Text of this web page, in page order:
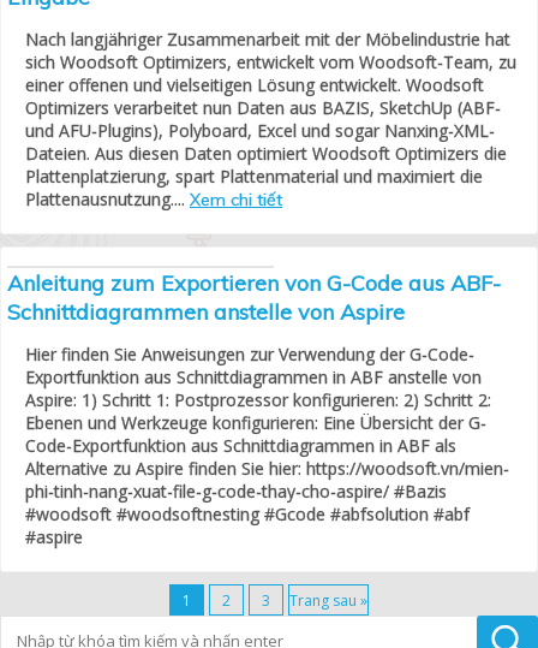
Nach langjähriger Zusammenarbeit mit der Möbelindustrie hat
sich Woodsoft Optimizers, entwickelt vom Woodsoft-Team, zu
einer offenen und vielseitigen Lösung entwickelt. Woodsoft
Optimizers verarbeitet nun Daten aus BAZIS, SketchUp (ABF-
und AFU-Plugins), Polyboard, Excel und sogar Nanxing-XML-
Dateien. Aus diesen Daten optimiert Woodsoft Optimizers die
Plattenplatzierung, spart Plattenmaterial und maximiert die
Plattenausnutzung.... Xem chi tiết
Anleitung zum Exportieren von G-Code aus ABF-
Schnittdiagrammen anstelle von Aspire
Hier finden Sie Anweisungen zur Verwendung der G-Code-
Exportfunktion aus Schnittdiagrammen in ABF anstelle von
Aspire: 1) Schritt 1: Postprozessor konfigurieren: 2) Schritt 2:
Ebenen und Werkzeuge konfigurieren: Eine Übersicht der G-
Code-Exportfunktion aus Schnittdiagrammen in ABF als
Alternative zu Aspire finden Sie hier: https://woodsoft.vn/mien-
phi-tinh-nang-xuat-file-g-code-thay-cho-aspire/ #Bazis
#woodsoft #woodsoftnesting #Gcode #abfsolution #abf
#aspire
1 2 3 Trang sau »